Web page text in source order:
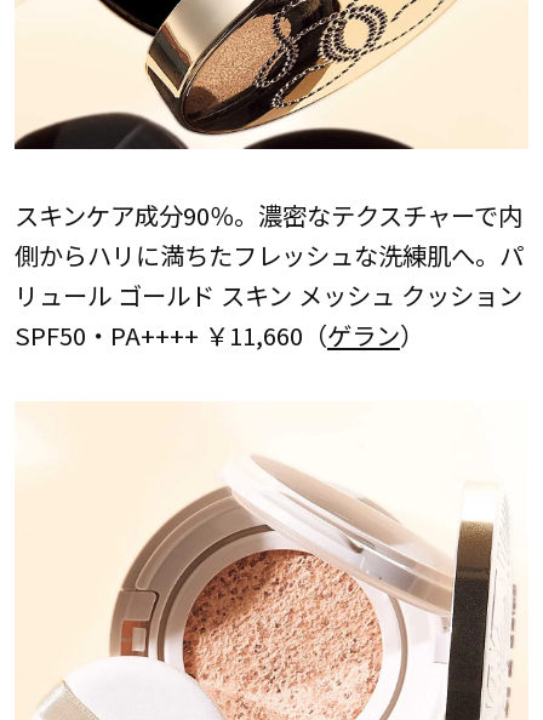
スキンケア成分90％。濃密なテクスチャーで内
側からハリに満ちたフレッシュな洗練肌へ。パ
リュール ゴールド スキン メッシュ クッション
SPF50・PA++++ ￥11,660（ゲラン）